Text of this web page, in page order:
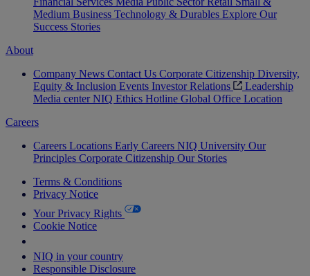
Medium Business Technology & Durables Explore Our
Success Stories
About
Company News Contact Us Corporate Citizenship Diversity,
Equity & Inclusion Events Investor Relations
Leadership
Media center NIQ Ethics Hotline Global Office Location
Careers
Careers Locations Early Careers NIQ University Our
Principles Corporate Citizenship Our Stories
Terms & Conditions
Privacy Notice
Your Privacy Rights
Cookie Notice
NIQ in your country
Responsible Disclosure